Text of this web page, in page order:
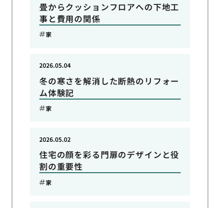
畳からクッションフロアへの下地工
事と費用の関係
家
冬の寒さを解消した断熱のリフォー
ム体験記
2026.05.04
家
住宅の顔を彩る門扉のデザインと役
割の重要性
2026.05.02
家